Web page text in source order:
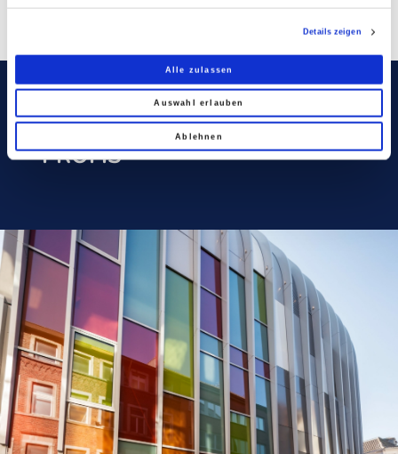
Details zeigen
Alle zulassen
Auswahl erlauben
Ablehnen
DAS GLASNETZWERK FÜR
PROFIS